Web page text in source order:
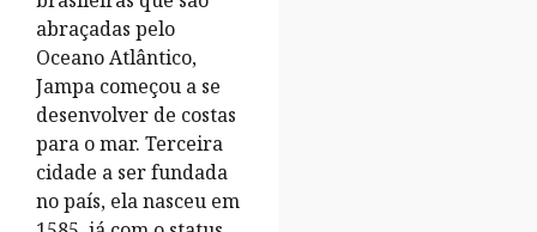
abraçadas pelo
Oceano Atlântico,
Jampa começou a se
desenvolver de costas
para o mar. Terceira
cidade a ser fundada
no país, ela nasceu em